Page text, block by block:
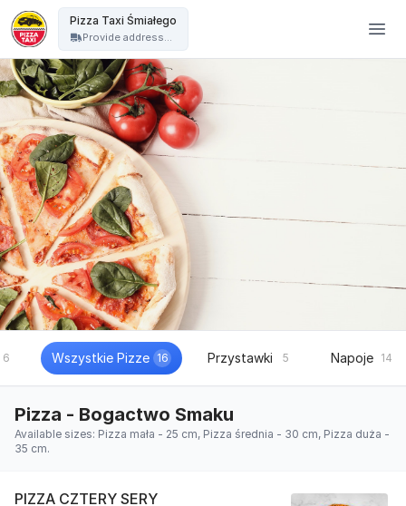
Pizza Taxi Śmiałego
Provide address...
6 Wszystkie Pizze 16 Przystawki 5 Napoje 14
Pizza - Bogactwo Smaku
Available sizes: Pizza mała - 25 cm, Pizza średnia - 30 cm, Pizza duża -
35 cm.
PIZZA CZTERY SERY